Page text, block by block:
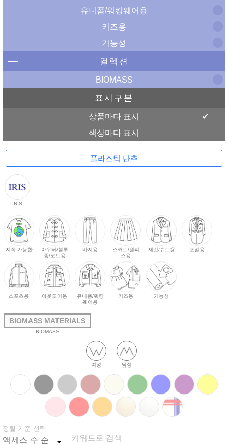
유니폼/워킹웨어용
키즈용
기능성
컬렉션
BIOMASS
표시구분
상품마다 표시
색상마다 표시
플라스틱 단추
IRIS
지속 가능한
아우터/블루
종/코트용
바지용
스커트/원피
스용
재킷/슈트용 포멀용
스포츠용 아웃도어용
유니폼/워킹
웨어용
키즈용 기능성
BIOMASS MATERIALS
BIOMASS
여성 남성
정렬 기준 선택
키워드로 검색